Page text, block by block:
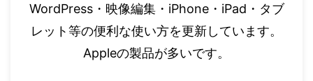
WordPress・映像編集・iPhone・iPad・タブ
レット等の便利な使い方を更新しています。
Appleの製品が多いです。